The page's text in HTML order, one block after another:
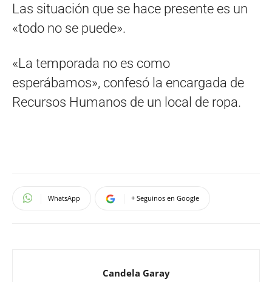
Las situación que se hace presente es un
«todo no se puede».
«La temporada no es como
esperábamos», confesó la encargada de
Recursos Humanos de un local de ropa.
WhatsApp + Seguinos en Google
Candela Garay